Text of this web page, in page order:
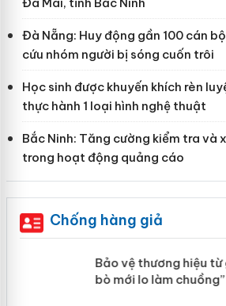
Đà Nẵng: Huy động gần 100 cán
cứu nhóm người bị sóng cuốn trôi
Học sinh được khuyến khích rèn
thực hành 1 loại hình nghệ thuật
Bắc Ninh: Tăng cường kiểm tra và
trong hoạt động quảng cáo
Chống hàng giả
Bảo vệ thương hiệu
bò mới lo làm chuồng”